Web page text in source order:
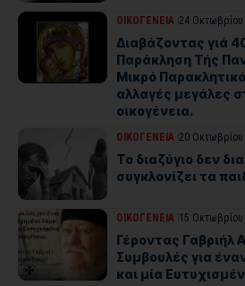
ΟΙΚΟΓΕΝΕΙΑ 24 Οκτωβρίου
Διαβάζοντας γιά
Παράκληση Τής
Μικρό
αλλαγές μεγάλες
οικογένεια.
ΟΙΚΟΓΕΝΕΙΑ 20 Οκτωβρίου
Το διαζύγιο δεν
συγκλονίζει τα
ΟΙΚΟΓΕΝΕΙΑ 15 Οκτωβρίου
Γέροντας Γαβριήλ
Συμβουλές για
και μία